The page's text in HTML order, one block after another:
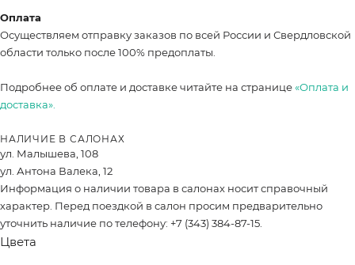
Оплата
Осуществляем отправку заказов по всей России и Свердловской
области только после 100% предоплаты.
Подробнее об оплате и доставке читайте на странице«Оплата и
доставка».
НАЛИЧИЕ В САЛОНАХ
ул. Малышева, 108
ул. Антона Валека, 12
Информация о наличии товара в салонах носит справочный
характер. Перед поездкой в салон просим предварительно
уточнить наличие по телефону: +7 (343) 384-87-15.
Цвета